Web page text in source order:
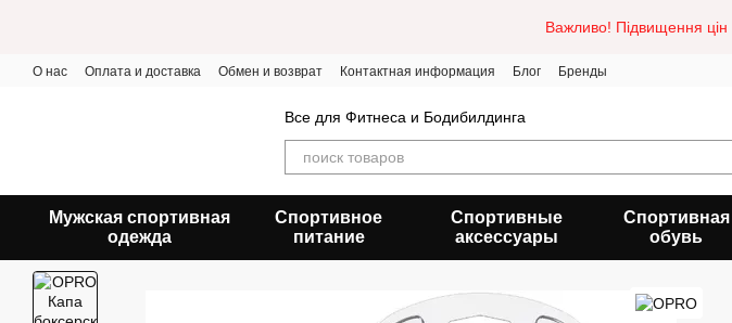
Важливо! Підвищення
О нас Оплата и доставка Обмен и возврат Контактная информация Блог Бренды
Все для Фитнеса и Бодибилдинга
Мужская спортивная
одежда
Спортивное
питание
Спортивные
аксессуары
Спортивная
обувь